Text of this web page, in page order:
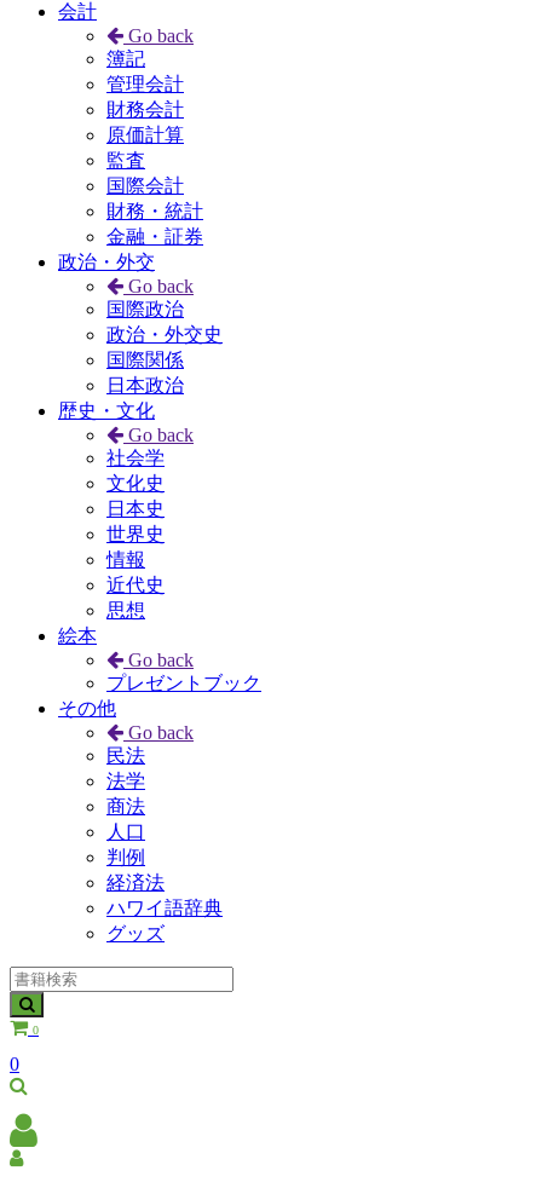
会計
Go back
簿記
管理会計
財務会計
原価計算
監査
国際会計
財務・統計
金融・証券
政治・外交
Go back
国際政治
政治・外交史
国際関係
日本政治
歴史・文化
Go back
社会学
文化史
日本史
世界史
情報
近代史
思想
絵本
Go back
プレゼントブック
その他
Go back
民法
法学
商法
人口
判例
経済法
ハワイ語辞典
グッズ
0
0